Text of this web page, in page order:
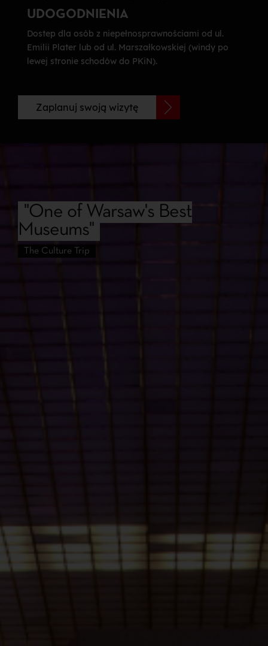
UDOGODNIENIA
Dostep dla osób z niepełnosprawnościami od ul.
Emilii Plater lub od ul. Marszałkowskiej (windy po
lewej stronie schodów do PKiN).
Zaplanuj swoją wizytę
"One of Warsaw's Best
Museums"
The Culture Trip